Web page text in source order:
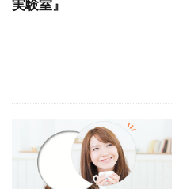
実験室』